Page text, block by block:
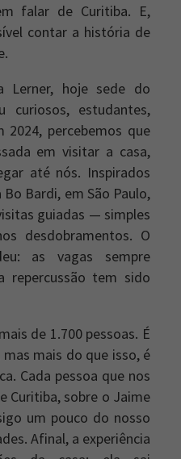
falar de Curitiba. E,
contar a história de
Lerner, hoje sede do
curiosos, estudantes,
2024, percebemos que
em visitar a casa,
até nós. Inspirados
Bardi, em São Paulo,
guiadas — simples
desdobramentos. O
as vagas sempre
tem sido
de 1.700 pessoas. É
mais do que isso, é
Cada pessoa que nos
Curitiba, sobre o Jaime
um pouco do nosso
Afinal, a experiência